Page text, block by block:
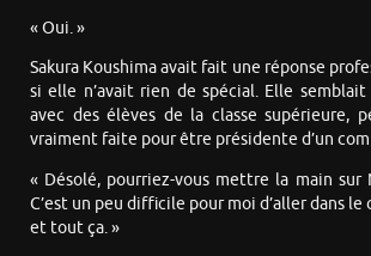
« Oui. »
Sakura Koushima avait fait une réponse
si elle n’avait rien de spécial. Elle
avec des élèves de la classe supérieure,
vraiment faite pour être présidente d’un
« Désolé, pourriez-vous mettre la main sur
C’est un peu difficile pour moi d’aller dans le
et tout ça. »